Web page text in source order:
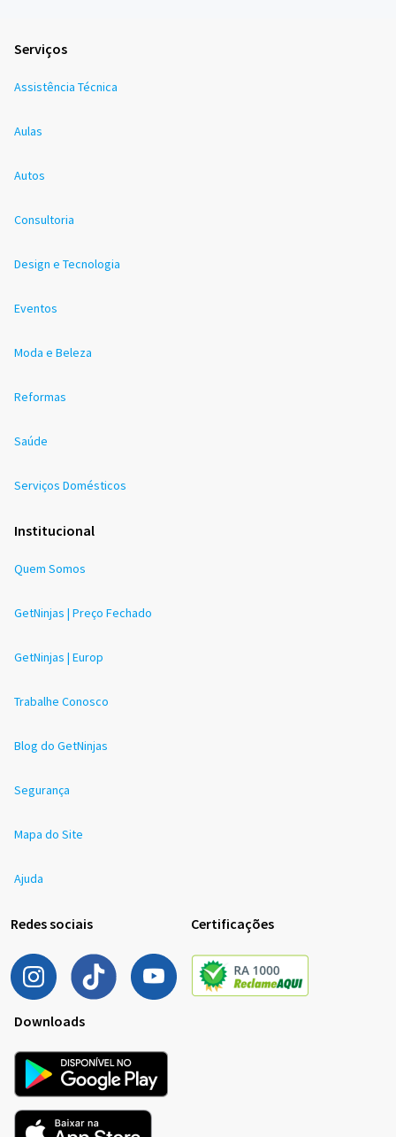
Serviços
Assistência Técnica
Aulas
Autos
Consultoria
Design e Tecnologia
Eventos
Moda e Beleza
Reformas
Saúde
Serviços Domésticos
Institucional
Quem Somos
GetNinjas | Preço Fechado
GetNinjas | Europ
Trabalhe Conosco
Blog do GetNinjas
Segurança
Mapa do Site
Ajuda
Redes sociais Certificações
Downloads